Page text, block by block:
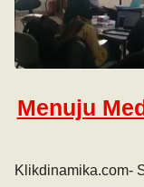
Menuju
Klikdinamika.com-